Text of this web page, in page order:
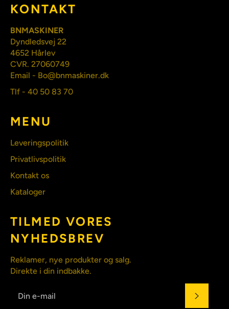
KONTAKT
BNMASKINER
Dyndledsvej 22
4652 Hårlev
CVR. 27060749
Email - Bo@bnmaskiner.dk
Tlf - 40 50 83 70
MENU
Leveringspolitik
Privatlivspolitik
Kontakt os
Kataloger
TILMED VORES
NYHEDSBREV
Reklamer, nye produkter og salg.
Direkte i din indbakke.